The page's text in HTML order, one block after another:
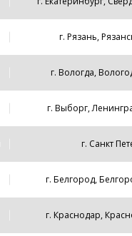
г. Рязань,
г. Вологда,
г. Выборг,
г. Санкт
г. Белгород,
г. Краснодар,